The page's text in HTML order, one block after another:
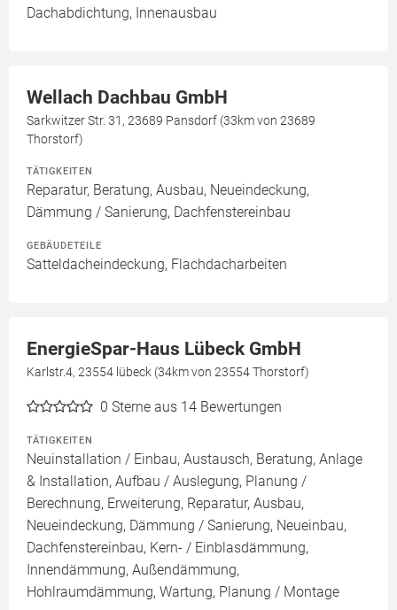
Dachabdichtung, Innenausbau
Wellach Dachbau GmbH
Sarkwitzer Str. 31, 23689 Pansdorf (33km von 23689
Thorstorf)
TÄTIGKEITEN
Reparatur, Beratung, Ausbau, Neueindeckung,
Dämmung / Sanierung, Dachfenstereinbau
GEBÄUDETEILE
Satteldacheindeckung, Flachdacharbeiten
EnergieSpar-Haus Lübeck GmbH
Karlstr.4, 23554 lübeck (34km von 23554 Thorstorf)
0 Sterne aus 14 Bewertungen
TÄTIGKEITEN
Neuinstallation / Einbau, Austausch, Beratung, Anlage
& Installation, Aufbau / Auslegung, Planung /
Berechnung, Erweiterung, Reparatur, Ausbau,
Neueindeckung, Dämmung / Sanierung, Neueinbau,
Dachfenstereinbau, Kern- / Einblasdämmung,
Innendämmung, Außendämmung,
Hohlraumdämmung, Wartung, Planung / Montage